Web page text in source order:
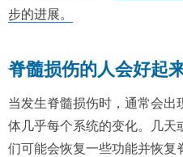
步的进展。
脊髓损伤的人会好起
当发生脊髓损伤时，通常会出
体几乎每个系统的变化。几天
们可能会恢复一些功能并恢复